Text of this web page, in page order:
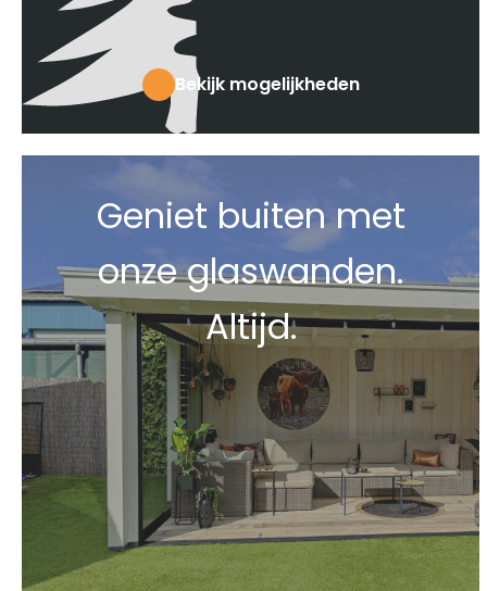
Geniet buiten met
onze glaswanden.
Altijd.
Bekijk mogelijkheden